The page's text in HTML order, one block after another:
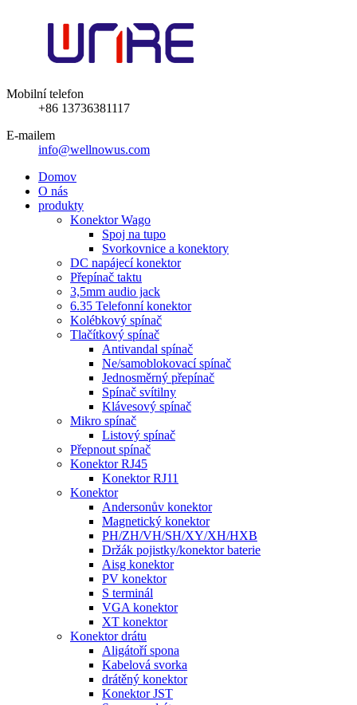
Mobilní telefon
+86 13736381117
E-mailem
info@wellnowus.com
Domov
O nás
produkty
Konektor Wago
Spoj na tupo
Svorkovnice a konektory
DC napájecí konektor
Přepínač taktu
3,5mm audio jack
6.35 Telefonní konektor
Kolébkový spínač
Tlačítkový spínač
Antivandal spínač
Ne/samoblokovací spínač
Jednosměrný přepínač
Spínač svítilny
Klávesový spínač
Mikro spínač
Listový spínač
Přepnout spínač
Konektor RJ45
Konektor RJ11
Konektor
Andersonův konektor
Magnetický konektor
PH/ZH/VH/SH/XY/XH/HXB
Držák pojistky/konektor baterie
Aisg konektor
PV konektor
S terminál
VGA konektor
XT konektor
Konektor drátu
Aligátoří spona
Kabelová svorka
drátěný konektor
Konektor JST